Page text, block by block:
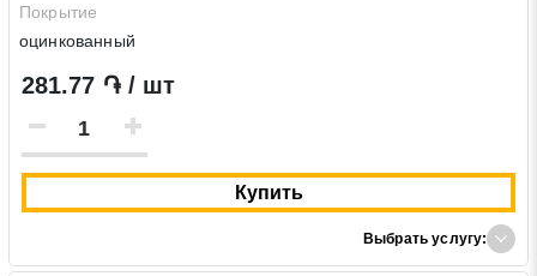
Покрытие
оцинкованный
281.77 ֏ / шт
Купить
Выбрать услугу: